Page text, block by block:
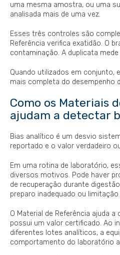
uma mesma amostra, ou uma
analisada mais de uma vez.
Esses três controles são
Referência verifica exatidão. O
contaminação. A duplicata
Quando utilizados em conjunto,
mais completa do desempenho
Como os Materiais
ajudam a detectar
Bias analítico é um desvio
reportado e o valor verdadeiro
Em uma rotina de laboratório,
diversos motivos. Pode haver
de recuperação durante
preparo inadequado ou
O Material de Referência ajuda
possui um valor certificado. Ao
diferentes lotes analíticos, a
comportamento do laboratório